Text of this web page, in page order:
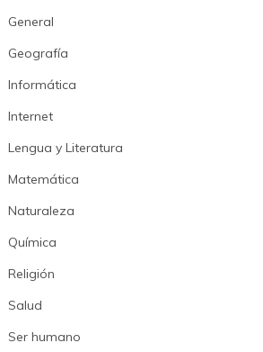
General
Geografía
Informática
Internet
Lengua y Literatura
Matemática
Naturaleza
Química
Religión
Salud
Ser humano